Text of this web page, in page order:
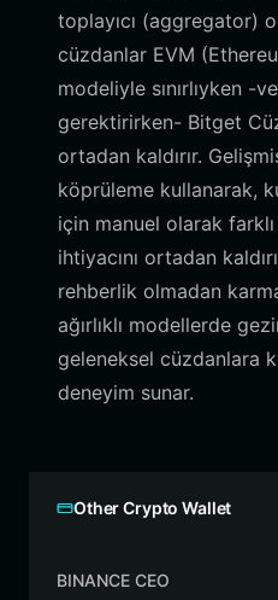
toplayıcı (aggregator)
cüzdanlar EVM
modeliyle sınırlıyken -
gerektirirken- Bitget
ortadan kaldırır.
köprüleme kullanarak,
için manuel olarak
ihtiyacını ortadan
rehberlik olmadan
ağırlıklı modellerde
geleneksel cüzdanlara
deneyim sunar.
Other Crypto Wallet
BINANCE CEO